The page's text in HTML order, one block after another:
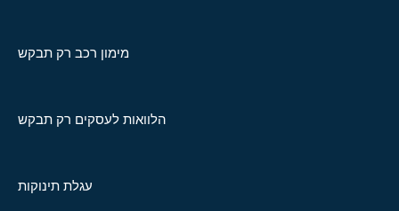
מימון רכב רק תבקש
הלוואות לעסקים רק תבקש
עגלת תינוקות